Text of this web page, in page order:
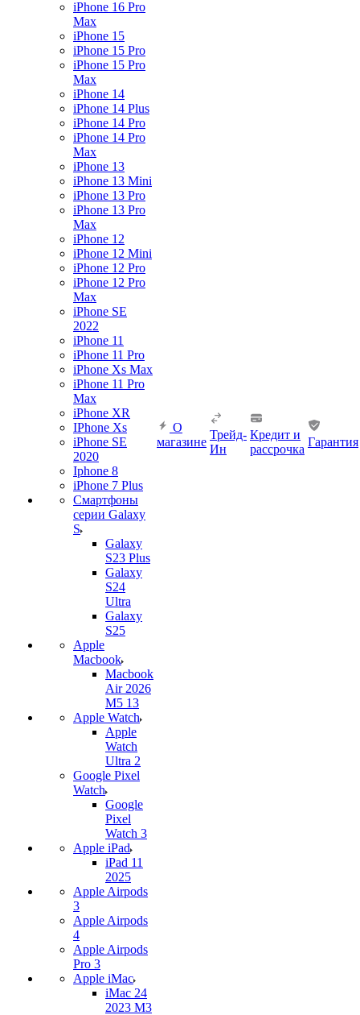
iPhone 16 Pro
Max
iPhone 15
iPhone 15 Pro
iPhone 15 Pro
Max
iPhone 14
iPhone 14 Plus
iPhone 14 Pro
iPhone 14 Pro
Max
iPhone 13
iPhone 13 Mini
iPhone 13 Pro
iPhone 13 Pro
Max
iPhone 12
iPhone 12 Mini
iPhone 12 Pro
iPhone 12 Pro
Max
iPhone SE
2022
iPhone 11
iPhone 11 Pro
iPhone Xs Max
iPhone 11 Pro
Max
iPhone XR
IPhone Xs
iPhone SE
2020
Iphone 8
iPhone 7 Plus
Смартфоны
серии Galaxy
S
Galaxy
S23 Plus
Galaxy
S24
Ultra
Galaxy
S25
Apple
Macbook
Macbook
Air 2026
M5 13
Apple Watch
Apple
Watch
Ultra 2
Google Pixel
Watch
Google
Pixel
Watch 3
Apple iPad
iPad 11
2025
Apple Airpods
3
Apple Airpods
4
Apple Airpods
Pro 3
Apple iMac
iMac 24
2023 M3
О
магазине
Трейд-
Ин
Кредит и
рассрочка
Гарантия